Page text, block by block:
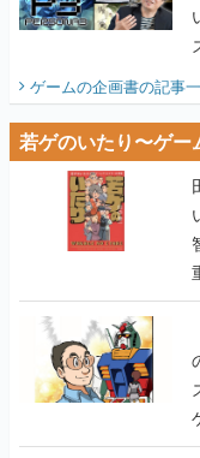
ゲームの企画書の記事
若ゲのいたり〜ゲ